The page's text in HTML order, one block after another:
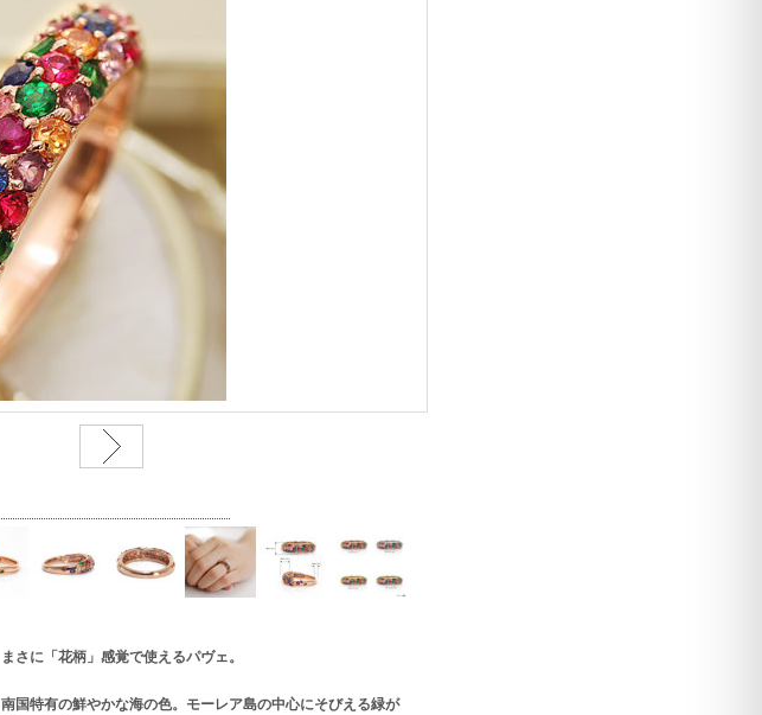
まさに「花柄」感覚で使えるパヴェ。
南国特有の鮮やかな海の色。モーレア島の中心にそびえる緑が